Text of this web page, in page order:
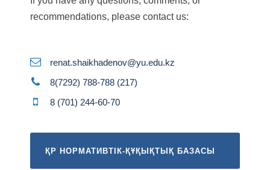
recommendations, please contact us:
renat.shaikhadenov@yu.edu.kz
8(7292) 788-788 (217)
8 (701) 244-60-70
ҚР НОРМАТИВТІК-ҚҰҚЫҚТЫҚ БАЗАСЫ